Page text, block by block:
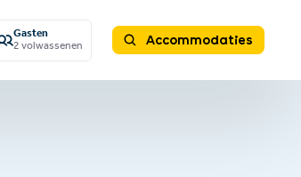
Gasten
2 volwassenen
Accommodaties